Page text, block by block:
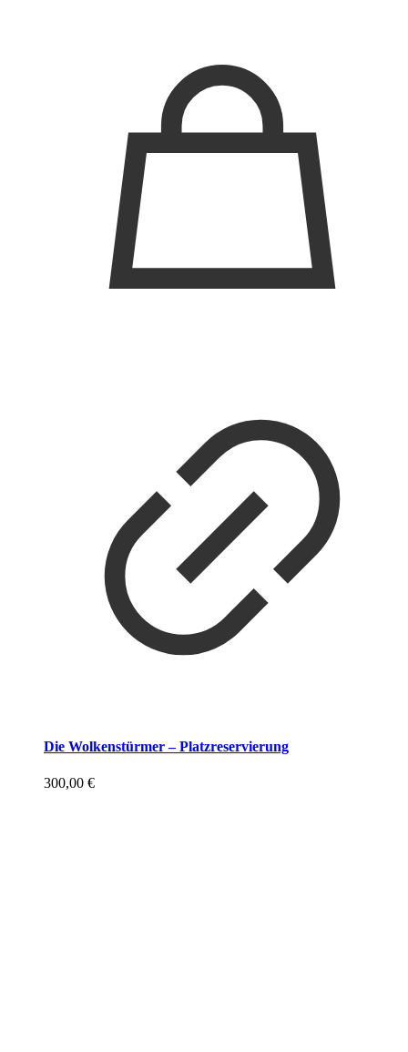
Die Wolkenstürmer – Platzreservierung
300,00 €